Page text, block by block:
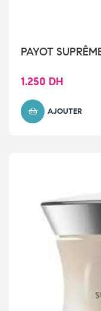
PAYOT
1.250 DH
AJOUTER